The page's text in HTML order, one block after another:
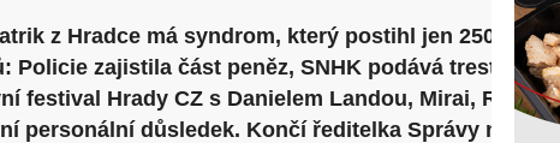
z Hradce má syndrom, který postihl jen 250 lidí
Policie zajistila část peněz, SNHK podává trestní
festival Hrady CZ s Danielem Landou, Mirai,
personální důsledek. Končí ředitelka Správy